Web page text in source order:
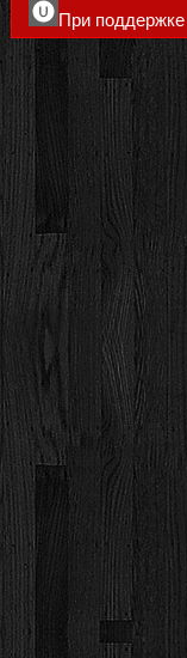
При поддержке